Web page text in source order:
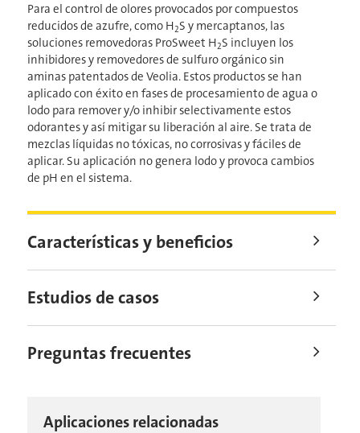
Para el control de olores provocados por compuestos
reducidos de azufre, como H2S y mercaptanos, las
soluciones removedoras ProSweet H2S incluyen los
inhibidores y removedores de sulfuro orgánico sin
aminas patentados de Veolia​​​​​​​. Estos productos se han
aplicado con éxito en fases de procesamiento de agua o
lodo para remover y/o inhibir selectivamente estos
odorantes y así mitigar su liberación al aire. Se trata de
mezclas líquidas no tóxicas, no corrosivas y fáciles de
aplicar. Su aplicación no genera lodo y provoca cambios
de pH en el sistema.
Características y beneficios
Estudios de casos
Preguntas frecuentes
Aplicaciones relacionadas